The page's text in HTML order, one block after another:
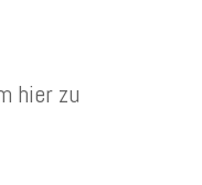
hier zu